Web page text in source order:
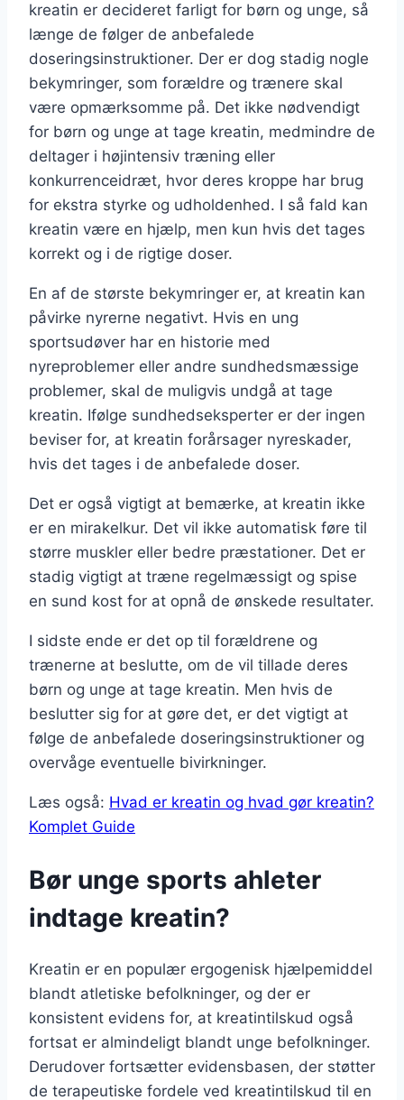
kreatin er decideret farligt for børn og unge, så
længe de følger de anbefalede
doseringsinstruktioner. Der er dog stadig nogle
bekymringer, som forældre og trænere skal
være opmærksomme på. Det ikke nødvendigt
for børn og unge at tage kreatin, medmindre de
deltager i højintensiv træning eller
konkurrenceidræt, hvor deres kroppe har brug
for ekstra styrke og udholdenhed. I så fald kan
kreatin være en hjælp, men kun hvis det tages
korrekt og i de rigtige doser.
En af de største bekymringer er, at kreatin kan
påvirke nyrerne negativt. Hvis en ung
sportsudøver har en historie med
nyreproblemer eller andre sundhedsmæssige
problemer, skal de muligvis undgå at tage
kreatin. Ifølge sundhedseksperter er der ingen
beviser for, at kreatin forårsager nyreskader,
hvis det tages i de anbefalede doser.
Det er også vigtigt at bemærke, at kreatin ikke
er en mirakelkur. Det vil ikke automatisk føre til
større muskler eller bedre præstationer. Det er
stadig vigtigt at træne regelmæssigt og spise
en sund kost for at opnå de ønskede resultater.
I sidste ende er det op til forældrene og
trænerne at beslutte, om de vil tillade deres
børn og unge at tage kreatin. Men hvis de
beslutter sig for at gøre det, er det vigtigt at
følge de anbefalede doseringsinstruktioner og
overvåge eventuelle bivirkninger.
Læs også: Hvad er kreatin og hvad gør kreatin?
Komplet Guide
Bør unge sports ahleter
indtage kreatin?
Kreatin er en populær ergogenisk hjælpemiddel
blandt atletiske befolkninger, og der er
konsistent evidens for, at kreatintilskud også
fortsat er almindeligt blandt unge befolkninger.
Derudover fortsætter evidensbasen, der støtter
de terapeutiske fordele ved kreatintilskud til en